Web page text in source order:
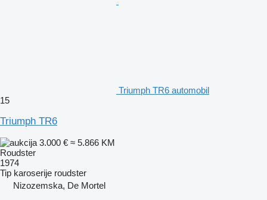
Triumph TR6 automobil
15
Triumph TR6
3.000 € ≈ 5.866 KM
Roudster
1974
Tip karoserije roudster
Nizozemska, De Mortel